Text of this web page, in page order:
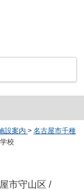
設案内 > 名古屋市千種
校
市守山区 /